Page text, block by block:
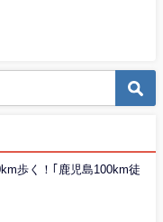
歩く！｢鹿児島100km徒